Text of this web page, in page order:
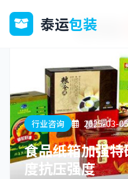
泰运包装
行业咨询 2025-03-05
食品纸箱加强
度抗压强度